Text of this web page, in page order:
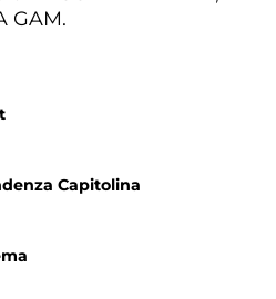
GAM.
Capitolina